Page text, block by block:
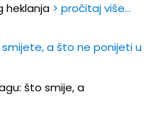
heklanja > pročitaj više…
a što ne ponijeti u
što smije, a